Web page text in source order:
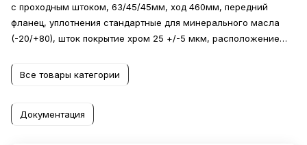
с проходным штоком, 63/45/45мм, ход 460мм, передний
фланец, уплотнения стандартные для минерального масла
(-20/+80), шток покрытие хром 25 +/-5 мкм, расположение
Все товары категории
Документация